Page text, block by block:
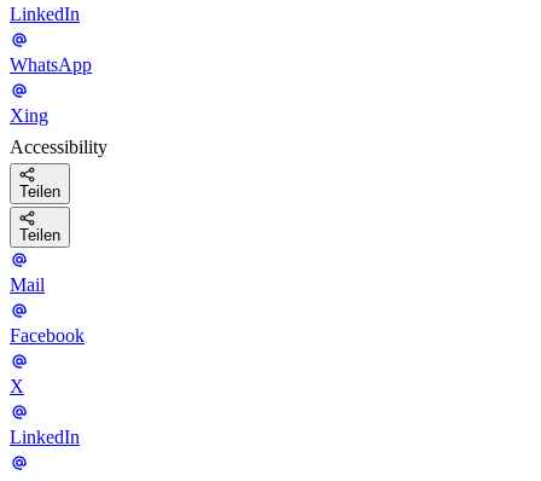
LinkedIn
WhatsApp
Xing
Accessibility
Teilen
Teilen
Mail
Facebook
X
LinkedIn